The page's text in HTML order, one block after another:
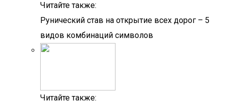
Читайте также:
Рунический став на открытие всех дорог – 5
видов комбинаций символов
Читайте также: